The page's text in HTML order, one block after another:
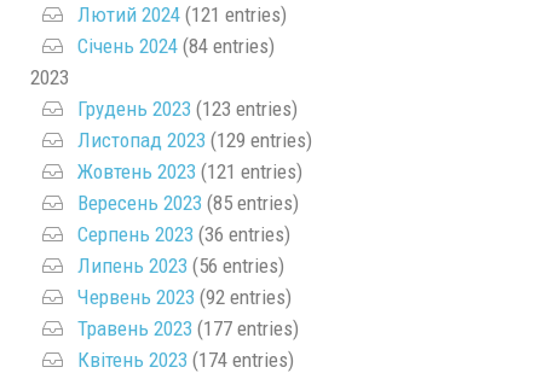
Лютий 2024 (121 entries)
Січень 2024 (84 entries)
2023
Грудень 2023 (123 entries)
Листопад 2023 (129 entries)
Жовтень 2023 (121 entries)
Вересень 2023 (85 entries)
Серпень 2023 (36 entries)
Липень 2023 (56 entries)
Червень 2023 (92 entries)
Травень 2023 (177 entries)
Квітень 2023 (174 entries)